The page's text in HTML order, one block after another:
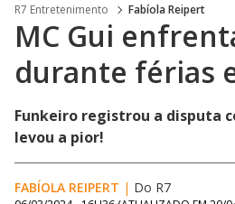
R7 Entretenimento Fabíola Reipert
MC Gui
durante férias
Funkeiro registrou a disputa
levou a pior!
FABÍOLA REIPERT | Do R7